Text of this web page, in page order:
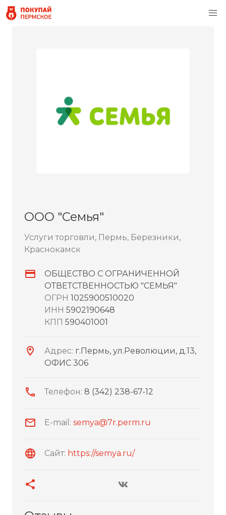
ООО "Семья"
Услуги торговли, Пермь, Березники,
Краснокамск
ОБЩЕСТВО С ОГРАНИЧЕННОЙ
ОТВЕТСТВЕННОСТЬЮ "СЕМЬЯ"
ОГРН 1025900510020
ИНН 5902190648
КПП 590401001
Адрес: г.Пермь, ул.Революции, д.13,
ОФИС 306
Телефон: 8 (342) 238-67-12
E-mail: semya@7r.perm.ru
Сайт: https://semya.ru/